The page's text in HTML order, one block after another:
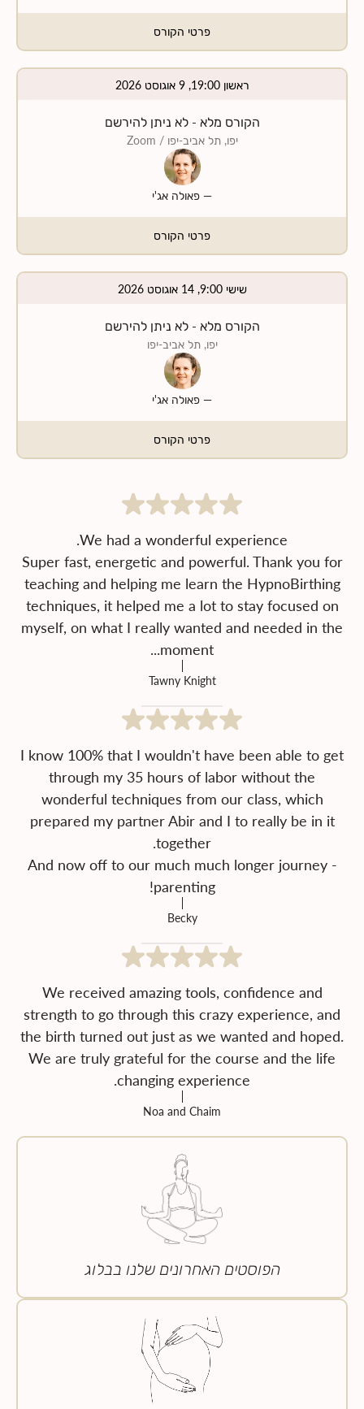
פרטי הקורס
ראשון 19:00, 9 אוגוסט 2026
הקורס מלא - לא ניתן להירשם
יפו, תל אביב-יפו / Zoom
— פאולה אג'י
פרטי הקורס
שישי 9:00, 14 אוגוסט 2026
הקורס מלא - לא ניתן להירשם
יפו, תל אביב-יפו
— פאולה אג'י
פרטי הקורס
Super fast, energetic and powerful. Thank you for
teaching and helping me learn the HypnoBirthing
techniques, it helped me a lot to stay focused on
myself, on what I really wanted and needed in the
moment...
Tawny Knight
I know 100% that I wouldn't have been able to get
through my 35 hours of labor without the
wonderful techniques from our class, which
prepared my partner Abir and I to really be in it
And now off to our much much longer journey -
parenting!
Becky
We received amazing tools, confidence and
strength to go through this crazy experience, and
the birth turned out just as we wanted and hoped.
We are truly grateful for the course and the life
changing experience.
Noa and Chaim
הפוסטים האחרונים שלנו בבלוג